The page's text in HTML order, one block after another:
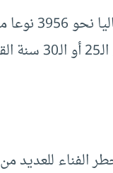
منذ عام 1600 انقرض
للعديد من